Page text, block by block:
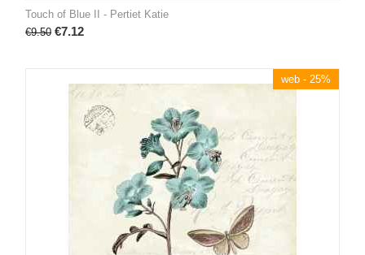
Touch of Blue II - Pertiet Katie
€9.50 €7.12
web - 25%